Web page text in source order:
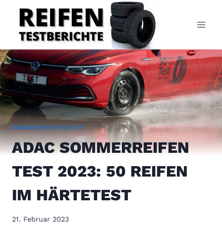
Inhalt
springen
SOMMERREIFENTEST
ADAC SOMMERREIFEN
TEST 2023: 50 REIFEN
IM HÄRTETEST
21. Februar 2023